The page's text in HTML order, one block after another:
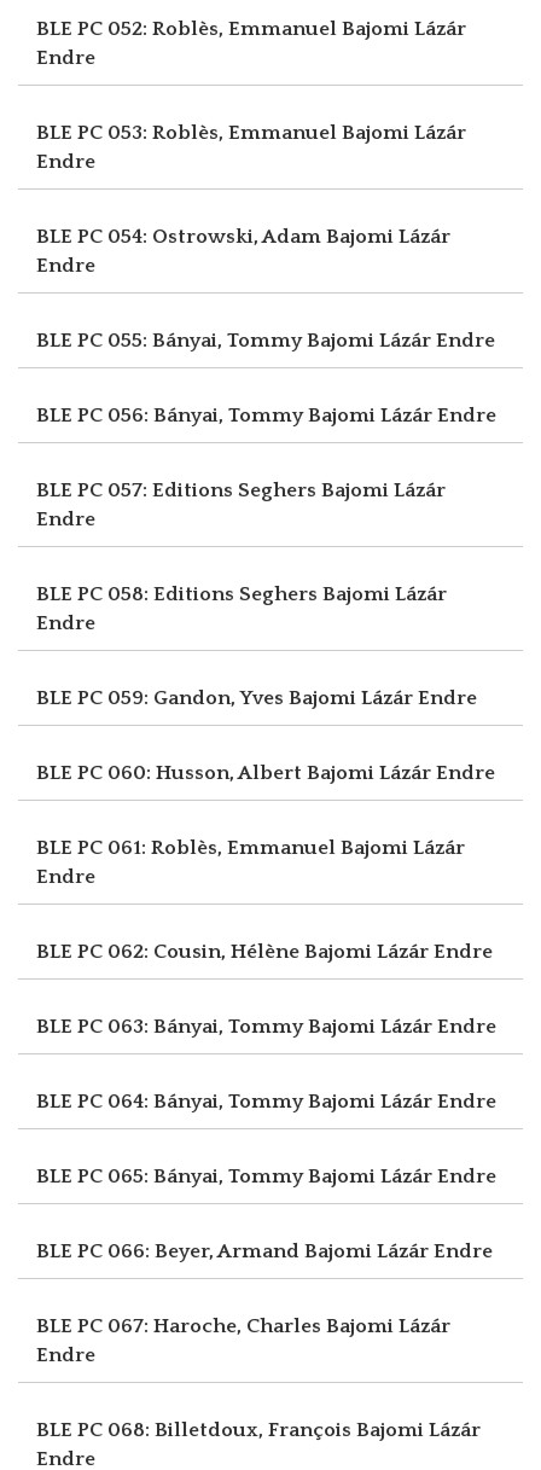
BLE PC 052: Roblès, Emmanuel Bajomi Lázár
Endre
BLE PC 053: Roblès, Emmanuel Bajomi Lázár
Endre
BLE PC 054: Ostrowski, Adam Bajomi Lázár
Endre
BLE PC 055: Bányai, TommyBajomi Lázár Endre
BLE PC 056: Bányai, TommyBajomi Lázár Endre
BLE PC 057: Editions Seghers Bajomi Lázár
Endre
BLE PC 058: Editions Seghers Bajomi Lázár
Endre
BLE PC 059: Gandon, Yves Bajomi Lázár Endre
BLE PC 060: Husson, Albert Bajomi Lázár Endre
BLE PC 061: Roblès, Emmanuel Bajomi Lázár
Endre
BLE PC 062: Cousin, Hélène Bajomi Lázár Endre
BLE PC 063: Bányai, TommyBajomi Lázár Endre
BLE PC 064: Bányai, TommyBajomi Lázár Endre
BLE PC 065: Bányai, TommyBajomi Lázár Endre
BLE PC 066: Beyer, Armand Bajomi Lázár Endre
BLE PC 067: Haroche, Charles Bajomi Lázár
Endre
BLE PC 068: Billetdoux, François Bajomi Lázár
Endre